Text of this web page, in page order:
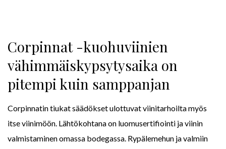
Corpinnat -kuohuviinien
vähimmäiskypsytysaika on
pitempi kuin samppanjan
Corpinnatin tiukat säädökset ulottuvat viinitarhoilta myös
itse viinimöön. Lähtökohtana on luomusertifiointi ja viinin
valmistaminen omassa bodegassa. Rypälemehun ja valmiin